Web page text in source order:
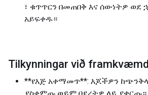
፣ ቁጥጥርን በመጠበቅ እና ሰውነትዎ ወደ
አይፍቀዱ።
Tilkynningar við
**የእጅ አቀማመጥ**: እጆችዎን